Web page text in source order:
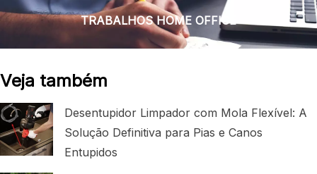
TRABALHOS HOME OFFICE
Veja também
Desentupidor Limpador com Mola Flexível: A
Solução Definitiva para Pias e Canos
Entupidos